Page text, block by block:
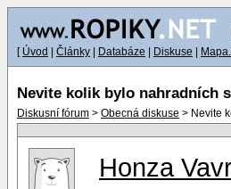
[ Úvod Články Databáze Diskuse
Nevite kolik bylo nahradních
Diskusní fórum > Obecná diskuse > Nevite
Honza